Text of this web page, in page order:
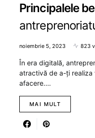
Principalele
noiembrie 5, 2023 823
În era digitală,
atractivă de a-ți realiza
afacere.…
MAI MULT